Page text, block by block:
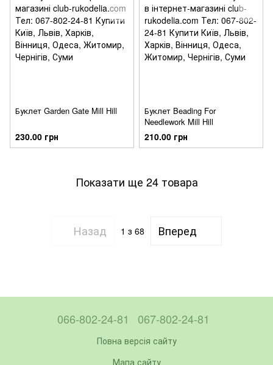
Буклет Garden Gate Mill Hill
230.00 грн
Буклет Beading For
Needlework Mill Hill
210.00 грн
Показати ще 24 товара
Назад 1 з 68 Вперед
066-802-24-81 067-802-24-81
Повна версія сайту
Мапа сайту